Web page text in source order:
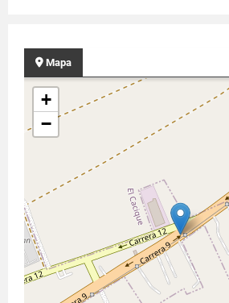
Mapa
+
−